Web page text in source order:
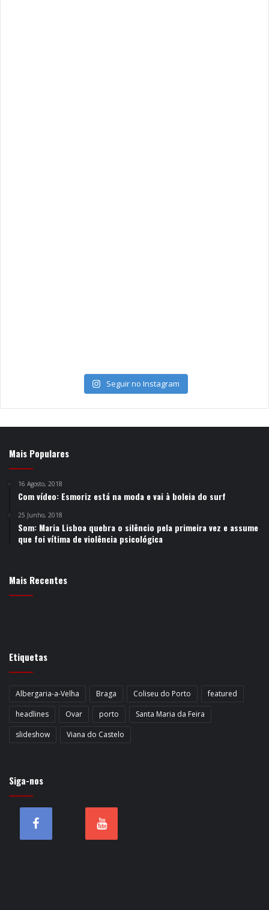
Seguir no Instagram
Mais Populares
16 Agosto, 2018
Com vídeo: Esmoriz está na moda e vai à boleia do surf
25 Junho, 2018
Som: Maria Lisboa quebra o silêncio pela primeira vez e assume
que foi vítima de violência psicológica
Mais Recentes
Etiquetas
Albergaria-a-Velha Braga Coliseu do Porto
featured
headlines
Ovar porto
Santa Maria da Feira
slideshow
Viana do Castelo
Siga-nos